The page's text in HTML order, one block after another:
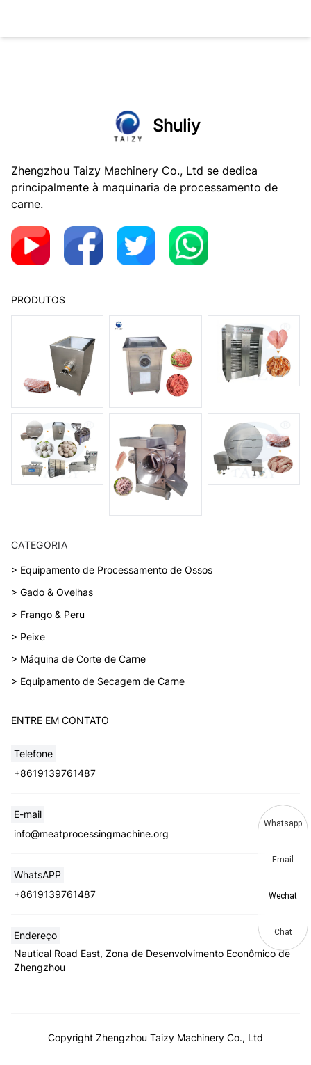
Shuliy
Zhengzhou Taizy Machinery Co., Ltd se dedica
principalmente à maquinaria de processamento de
carne.
PRODUTOS
CATEGORIA
> Equipamento de Processamento de Ossos
> Gado & Ovelhas
> Frango & Peru
> Peixe
> Máquina de Corte de Carne
> Equipamento de Secagem de Carne
ENTRE EM CONTATO
Telefone
+8619139761487
E-mail
info@meatprocessingmachine.org
WhatsAPP
+8619139761487
Endereço
Nautical Road East, Zona de Desenvolvimento Econômico de
Zhengzhou
Copyright Zhengzhou Taizy Machinery Co., Ltd
Whatsapp
Email
Wechat
Chat